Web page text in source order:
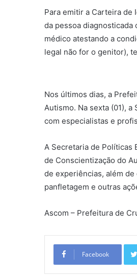
Para emitir a Carteira de
da pessoa
médico atestando a
legal não for o genitor),
Nos últimos dias, a
Autismo. Na sexta (01),
com especialistas e
A Secretaria de Políticas
de Conscientização do
de experiências, além
panfletagem e outras
Ascom – Prefeitura de
Facebook